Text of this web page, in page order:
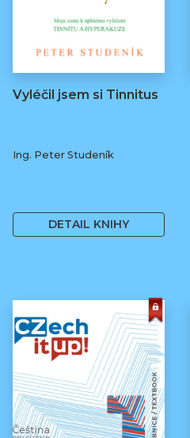
Vyléčil jsem si Tinnitus
Ing. Peter Studeník
DETAIL KNIHY